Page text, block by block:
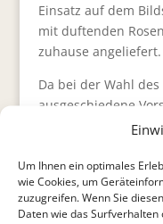
Um Ihnen ein optimales
wie Cookies, um
zuzugreifen. Wenn Sie
Daten wie das
Einsatz auf dem
mit duftenden
zuhause angeliefert.
Da bei der Wahl
ausgeschiedene
nicht anwesend
Der gesamte
Stegger als neuer
Schneider, Paul